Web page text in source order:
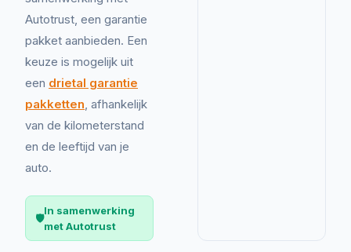
Autotrust, een garantie
pakket aanbieden. Een
keuze is mogelijk uit
een drietal garantie
pakketten, afhankelijk
van de kilometerstand
en de leeftijd van je
auto.
🛡️
In samenwerking
met Autotrust